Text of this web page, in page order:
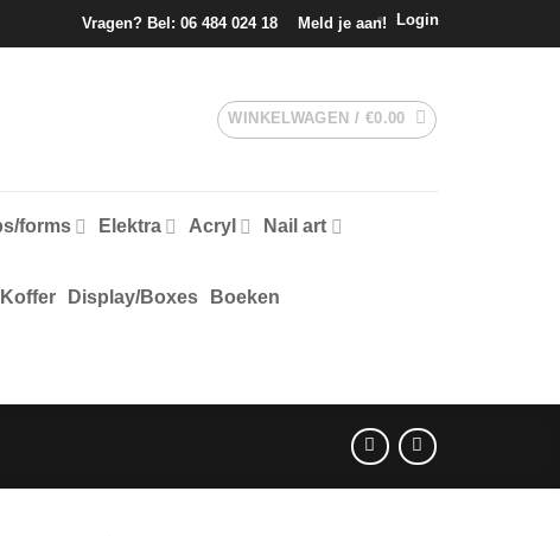
Vragen? Bel: 06 484 024 18 Meld je aan! Login
WINKELWAGEN / €0.00
forms Elektra Acryl Nail art
Koffer Display/Boxes Boeken